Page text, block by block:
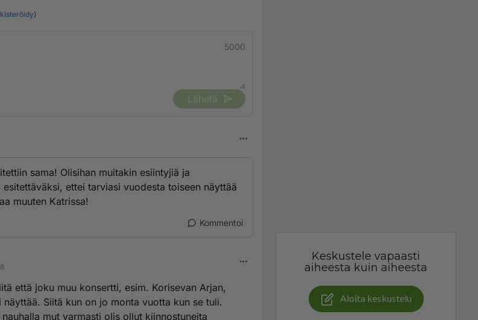
)
5000
Lähetä
sama! Olisihan muitakin esiintyjiä ja
ettei tarviasi vuodesta toiseen näyttää
muuten Katrissa!
Kommentoi
että joku muu konsertti, esim. Korisevan Arjan,
Siitä kun on jo monta vuotta kun se tuli.
mut varmasti olis ollut kiinnostuneita
Keskustele vapaasti
aiheesta kuin aiheesta
Aloita keskustelu